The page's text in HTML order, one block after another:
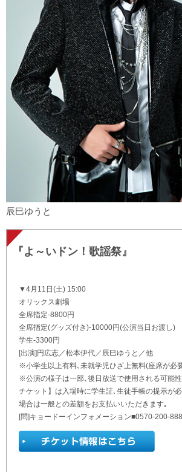
辰巳ゆうと
『よ～いドン！歌謡祭』
▼4月11日(土) 15:00
オリックス劇場
全席指定-8800円
全席指定(グッズ付き)-10000円(公演当日お渡し)
学生-3300円
[出演]円広志／松本伊代／辰巳ゆうと／他
※小学生以上有料､未就学児ひざ上無料(座席が必
※公演の様子は一部､後日放送で使用される可能
チケット】は入場時に学生証､生徒手帳の提示が
場合は一般との差額をお支払いいただきます｡
[問]キョードーインフォメーション■0570-200-888